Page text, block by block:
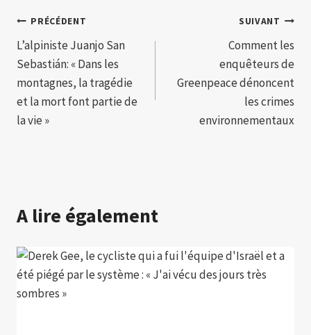
Navigation
de
l’article
PRÉCÉDENT
L’alpiniste Juanjo San
Sebastián: « Dans les
montagnes, la tragédie
et la mort font partie de
la vie »
SUIVANT
Comment les
enquêteurs de
Greenpeace dénoncent
les crimes
environnementaux
A lire également